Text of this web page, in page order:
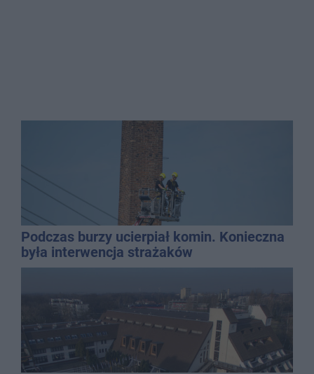
Podczas burzy ucierpiał komin. Konieczna
była interwencja strażaków